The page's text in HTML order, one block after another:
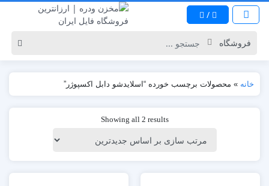
/
خانه » محصولات برچسب خورده “اسلایدشو دابل اکسپوژر”
Showing all 2 results